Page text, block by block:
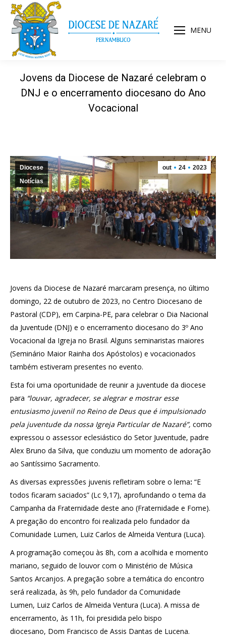
MENU
Jovens da Diocese de Nazaré celebram o
DNJ e o encerramento diocesano do Ano
Vocacional
out 24 2023
Diocese
Notícias
Jovens da Diocese de Nazaré marcaram presença, no último
domingo, 22 de outubro de 2023, no Centro Diocesano de
Pastoral (CDP), em Carpina-PE, para celebrar o Dia Nacional
da Juventude (DNJ) e o encerramento diocesano do 3º Ano
Vocacional da Igreja no Brasil. Alguns seminaristas maiores
(Seminário Maior Rainha dos Apóstolos) e vocacionados
também estiveram presentes no evento.
Esta foi uma oportunidade de reunir a juventude da diocese
para “louvar, agradecer, se alegrar e mostrar esse
entusiasmo juvenil no Reino de Deus que é impulsionado
pela juventude da nossa Igreja Particular de Nazaré”, como
expressou o assessor eclesiástico do Setor Juventude, padre
Alex Bruno da Silva, que conduziu um momento de adoração
ao Santíssimo Sacramento.
As diversas expressões juvenis refletiram sobre o lema: “E
todos ficaram saciados” (Lc 9,17), aprofundando o tema da
Campanha da Fraternidade deste ano (Fraternidade e Fome).
A pregação do encontro foi realizada pelo fundador da
Comunidade Lumen, Luiz Carlos de Almeida Ventura (Luca).
A programação começou às 8h, com a acolhida e momento
mariano, seguido de louvor com o Ministério de Música
Santos Arcanjos. A pregação sobre a temática do encontro
será realizada, às 9h, pelo fundador da Comunidade
Lumen, Luiz Carlos de Almeida Ventura (Luca). A missa de
encerramento, às 11h, foi presidida pelo bispo
diocesano, Dom Francisco de Assis Dantas de Lucena.